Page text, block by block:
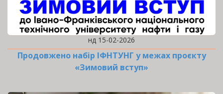
нд 15-02-2026
Продовжено набір ІФНТУНГ у межах проєкту
«Зимовий вступ»